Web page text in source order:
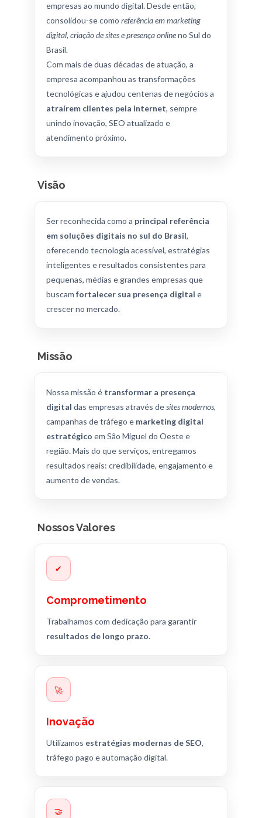
empresas ao mundo digital. Desde então,
consolidou-se como referência em marketing
digital, criação de sites e presença onlineno Sul do
Brasil.
Com mais de duas décadas de atuação, a
empresa acompanhou as transformações
tecnológicas e ajudou centenas de negócios a
atraírem clientes pela internet, sempre
unindo inovação, SEO atualizado e
atendimento próximo.
Visão
Ser reconhecida como a principal referência
em soluções digitais no sul do Brasil,
oferecendo tecnologia acessível, estratégias
inteligentes e resultados consistentes para
pequenas, médias e grandes empresas que
buscam fortalecer sua presença digital e
crescer no mercado.
Missão
Nossa missão é transformar a presença
digital das empresas através desites modernos,
campanhas de tráfego e marketing digital
estratégico em São Miguel do Oeste e
região. Mais do que serviços, entregamos
resultados reais: credibilidade, engajamento e
aumento de vendas.
Nossos Valores
✔
Comprometimento
Trabalhamos com dedicação para garantir
resultados de longo prazo.
🚀
Inovação
Utilizamos estratégias modernas de SEO,
tráfego pago e automação digital.
🤝